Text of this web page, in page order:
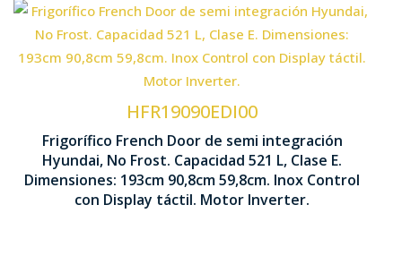
HFR19090EDI00
Frigorífico French Door de semi integración
Hyundai, No Frost. Capacidad 521 L, Clase E.
Dimensiones: 193cm 90,8cm 59,8cm. Inox Control
con Display táctil. Motor Inverter.
Tecnología No Frost
Ventilación Multi Air Flow
Interior Metal Cooling 1930 x